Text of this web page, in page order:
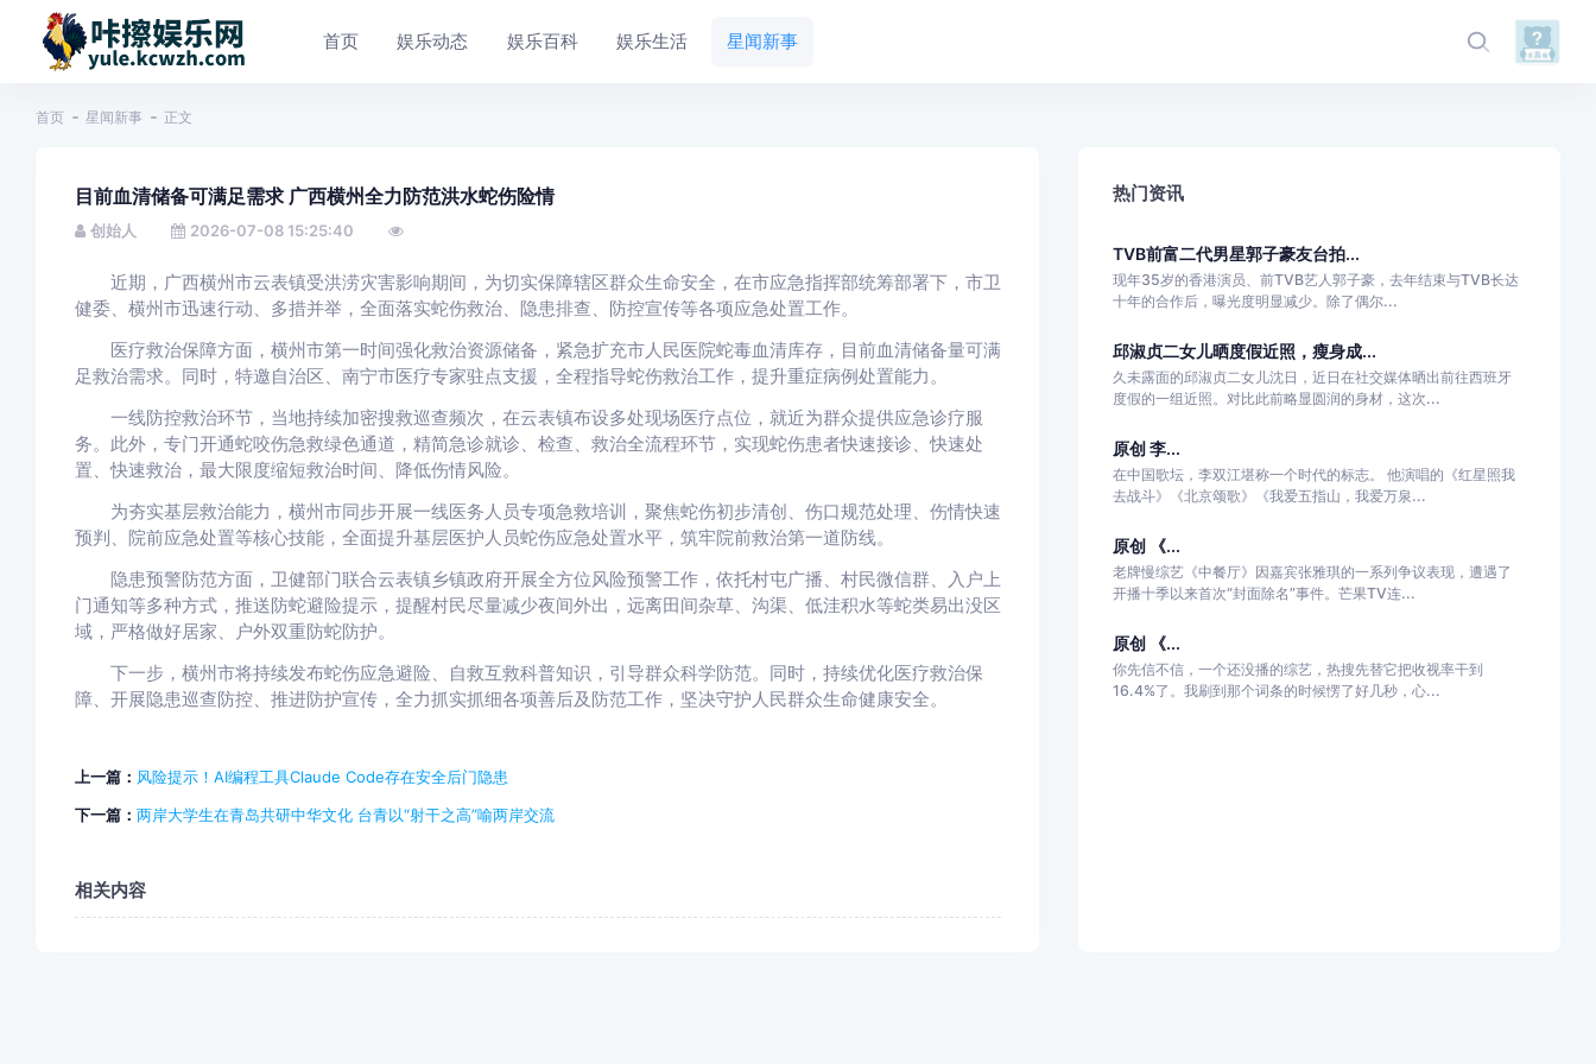
首页 娱乐动态 娱乐百科 娱乐生活 星闻新事
首页 星闻新事 正文
目前血清储备可满足需求 广西横州全力防范洪水蛇伤险情
创始人 2026-07-08 15:25:40
近期，广西横州市云表镇受洪涝灾害影响期间，为切实保障辖区群众生命安全，在市应急指挥部统筹部署下，市卫
健委、横州市迅速行动、多措并举，全面落实蛇伤救治、隐患排查、防控宣传等各项应急处置工作。
医疗救治保障方面，横州市第一时间强化救治资源储备，紧急扩充市人民医院蛇毒血清库存，目前血清储备量可满
足救治需求。同时，特邀自治区、南宁市医疗专家驻点支援，全程指导蛇伤救治工作，提升重症病例处置能力。
一线防控救治环节，当地持续加密搜救巡查频次，在云表镇布设多处现场医疗点位，就近为群众提供应急诊疗服
务。此外，专门开通蛇咬伤急救绿色通道，精简急诊就诊、检查、救治全流程环节，实现蛇伤患者快速接诊、快速处
置、快速救治，最大限度缩短救治时间、降低伤情风险。
为夯实基层救治能力，横州市同步开展一线医务人员专项急救培训，聚焦蛇伤初步清创、伤口规范处理、伤情快速
预判、院前应急处置等核心技能，全面提升基层医护人员蛇伤应急处置水平，筑牢院前救治第一道防线。
隐患预警防范方面，卫健部门联合云表镇乡镇政府开展全方位风险预警工作，依托村屯广播、村民微信群、入户上
门通知等多种方式，推送防蛇避险提示，提醒村民尽量减少夜间外出，远离田间杂草、沟渠、低洼积水等蛇类易出没区
域，严格做好居家、户外双重防蛇防护。
下一步，横州市将持续发布蛇伤应急避险、自救互救科普知识，引导群众科学防范。同时，持续优化医疗救治保
障、开展隐患巡查防控、推进防护宣传，全力抓实抓细各项善后及防范工作，坚决守护人民群众生命健康安全。
上一篇： 风险提示！AI编程工具Claude Code存在安全后门隐患
下一篇： 两岸大学生在青岛共研中华文化 台青以“射干之高”喻两岸交流
相关内容
热门资讯
TVB前富二代男星郭子豪友台拍...
现年35岁的香港演员、前TVB艺人郭子豪，去年结束与TVB长达
十年的合作后，曝光度明显减少。除了偶尔...
邱淑贞二女儿晒度假近照，瘦身成...
久未露面的邱淑贞二女儿沈日，近日在社交媒体晒出前往西班牙
度假的一组近照。对比此前略显圆润的身材，这次...
原创 李...
在中国歌坛，李双江堪称一个时代的标志。 他演唱的《红星照我
去战斗》《北京颂歌》《我爱五指山，我爱万泉...
原创 《...
老牌慢综艺《中餐厅》因嘉宾张雅琪的一系列争议表现，遭遇了
开播十季以来首次“封面除名”事件。芒果TV连...
原创 《...
你先信不信，一个还没播的综艺，热搜先替它把收视率干到
16.4%了。我刷到那个词条的时候愣了好几秒，心...